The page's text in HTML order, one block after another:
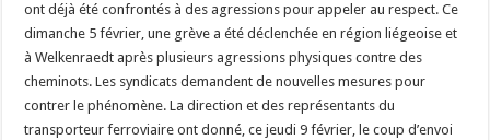
ont déjà été confrontés à des agressions pour appeler au respect. Ce
dimanche 5 février, une grève a été déclenchée en région liégeoise et
à Welkenraedt après plusieurs agressions physiques contre des
cheminots. Les syndicats demandent de nouvelles mesures pour
contrer le phénomène. La direction et des représentants du
transporteur ferroviaire ont donné, ce jeudi 9 février, le coup d’envoi